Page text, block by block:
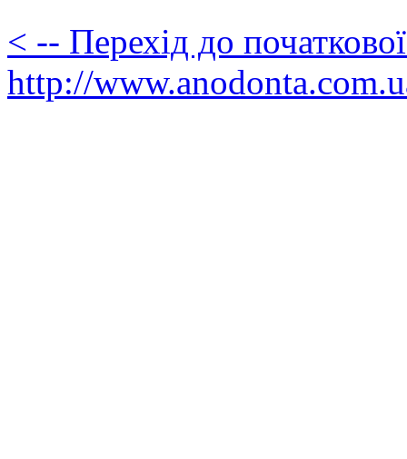
< -- Перехід до
http://